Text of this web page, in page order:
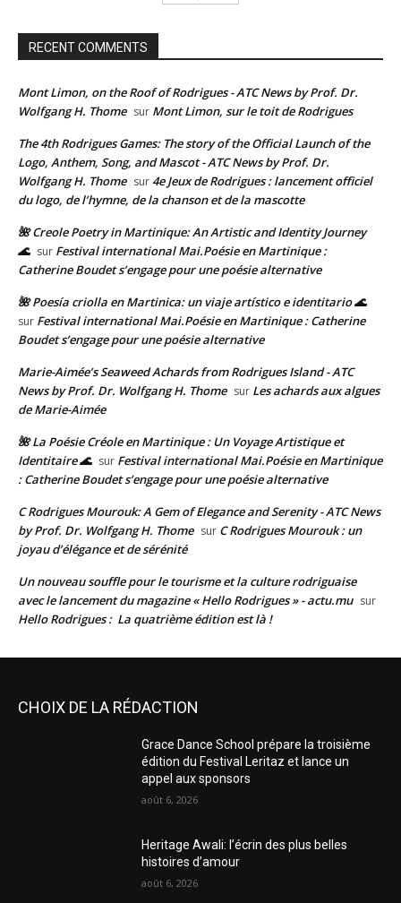
RECENT COMMENTS
Mont Limon, on the Roof of Rodrigues - ATC News by Prof. Dr.
Wolfgang H. Thome sur Mont Limon, sur le toit de Rodrigues
The 4th Rodrigues Games: The story of the Official Launch of the
Logo, Anthem, Song, and Mascot - ATC News by Prof. Dr.
Wolfgang H. Thome sur4e Jeux de Rodrigues : lancement officiel
du logo, de l’hymne, de la chanson et de la mascotte
🌺 Creole Poetry in Martinique: An Artistic and Identity Journey
🌊 sur Festival international Mai.Poésie en Martinique :
Catherine Boudet s’engage pour une poésie alternative
🌺 Poesía criolla en Martinica: un viaje artístico e identitario 🌊
sur Festival international Mai.Poésie en Martinique : Catherine
Boudet s’engage pour une poésie alternative
Marie-Aimée’s Seaweed Achards from Rodrigues Island - ATC
News by Prof. Dr. Wolfgang H. Thome sur Les achards aux algues
de Marie-Aimée
🌺 La Poésie Créole en Martinique : Un Voyage Artistique et
Identitaire 🌊 sur Festival international Mai.Poésie en Martinique
: Catherine Boudet s’engage pour une poésie alternative
C Rodrigues Mourouk: A Gem of Elegance and Serenity - ATC News
by Prof. Dr. Wolfgang H. Thome sur C Rodrigues Mourouk : un
joyau d’élégance et de sérénité
Un nouveau souffle pour le tourisme et la culture rodriguaise
avec le lancement du magazine « Hello Rodrigues » - actu.mu sur
Hello Rodrigues : La quatrième édition est là !
CHOIX DE LA RÉDACTION
Grace Dance School prépare la troisième
édition du Festival Leritaz et lance un
appel aux sponsors
août 6, 2026
Heritage Awali: l’écrin des plus belles
histoires d’amour
août 6, 2026